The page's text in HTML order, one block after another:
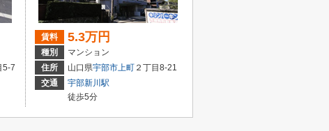
5-7
賃料 5.3万円
種別
マンション
住所
山口県宇部市上町 ２丁目8-21
交通
宇部新川駅
徒歩5分